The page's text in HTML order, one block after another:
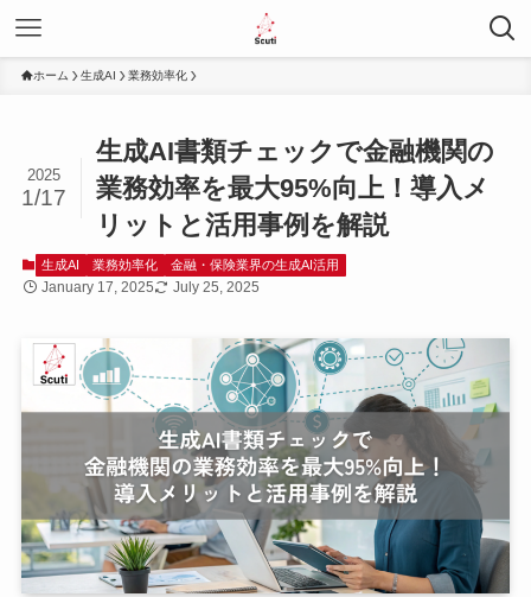
ホーム 生成AI 業務効率化
生成AI書類チェックで金融機関の
業務効率を最大95%向上！導入メ
リットと活用事例を解説
2025
1/17
生成AI 業務効率化 金融・保険業界の生成AI活用
January 17, 2025 July 25, 2025